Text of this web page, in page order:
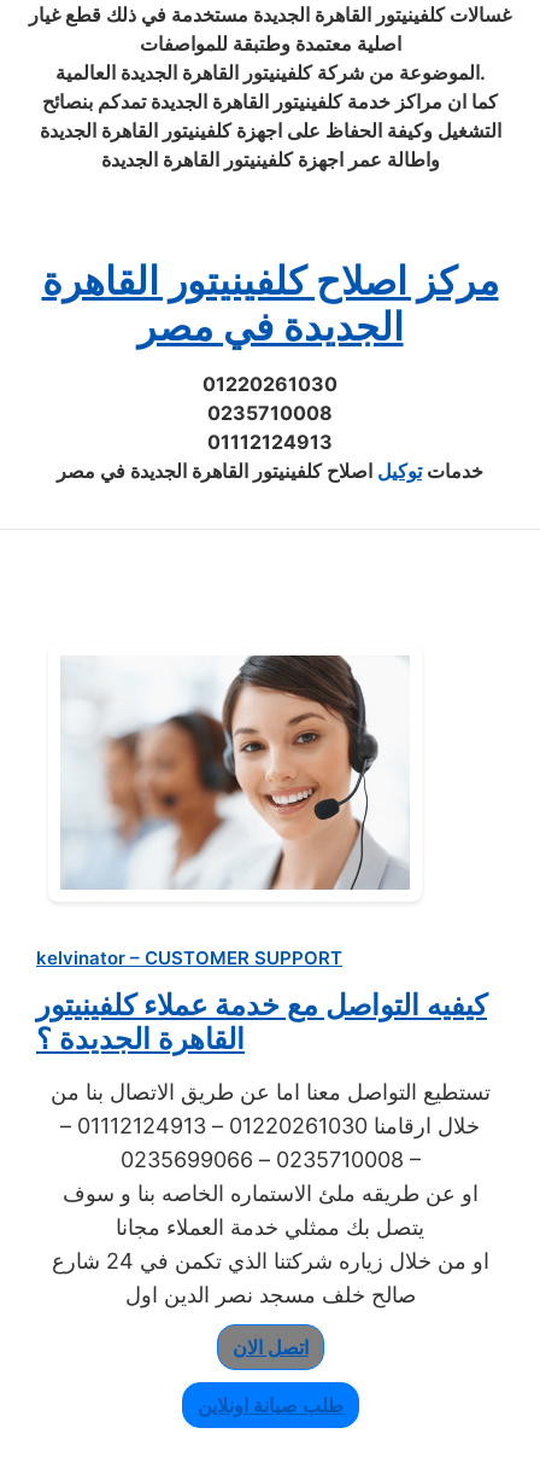
غسالات كلفينيتور القاهرة الجديدة مستخدمة في ذلك قطع غيار
اصلية معتمدة وطتبقة للمواصفات
الموضوعة من شركة كلفينيتور القاهرة الجديدة العالمية.
كما ان مراكز خدمة كلفينيتور القاهرة الجديدة تمدكم بنصائح
التشغيل وكيفة الحفاظ على اجهزة كلفينيتور القاهرة الجديدة
واطالة عمر اجهزة كلفينيتور القاهرة الجديدة
مركز اصلاح كلفينيتور القاهرة
الجديدة في مصر
01220261030
0235710008
01112124913
خدماتتوكيل اصلاح كلفينيتور القاهرة الجديدة في مصر
kelvinator – CUSTOMER SUPPORT
كيفيه التواصل مع خدمة عملاء كلفينيتور
القاهرة الجديدة ؟
تستطيع التواصل معنا اما عن طريق الاتصال بنا من
خلال ارقامنا 01220261030 – 01112124913 –
0235710008 – 0235699066 –
او عن طريقه ملئ الاستماره الخاصه بنا و سوف
يتصل بك ممثلي خدمة العملاء مجانا
او من خلال زياره شركتنا الذي تكمن في 24 شارع
صالح خلف مسجد نصر الدين اول
اتصل الان
طلب صيانة اونلاين